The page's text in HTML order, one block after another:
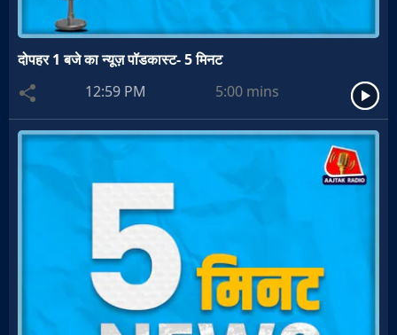
दोपहर 1 बजे का न्यूज़ पॉडकास्ट- 5 मिनट
12:59 PM
5:00 mins